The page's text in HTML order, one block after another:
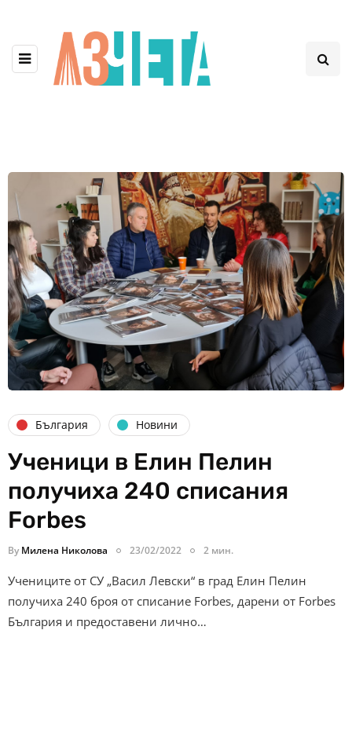
България Новини
Учeници в Елин Пелин
получиха 240 списания
Forbes
By Милена Николова 23/02/2022 2 мин.
Учениците от СУ „Васил Левски“ в град Елин Пелин
получиха 240 броя от списание Forbes, дарени от Forbes
България и предоставени лично…